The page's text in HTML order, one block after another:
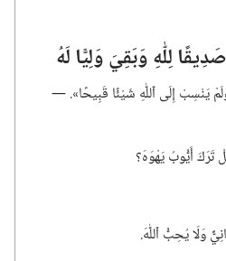
يَنْسِبْ إِلَى ٱللّٰهِ شَيْئًا قَبِيحًا».‏ —‏
تَرَكَ أَيُّوبُ يَهْوَهَ؟‏
وَلَا يُحِبُّ ٱللّٰهَ.‏